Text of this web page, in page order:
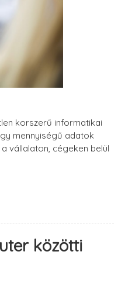
korszerű informatikai
mennyiségű adatok
vállalaton, cégeken belül
közötti